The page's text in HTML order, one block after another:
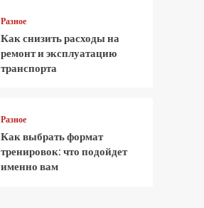
Разное
Как снизить расходы на
ремонт и эксплуатацию
транспорта
Разное
Как выбрать формат
тренировок: что подойдет
именно вам